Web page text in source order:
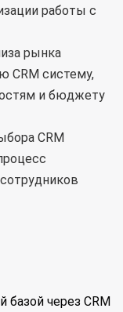
работы с
рынка
CRM систему,
и бюджету
CRM
базой через CRM